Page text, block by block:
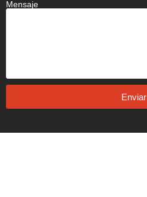
Mensaje
Enviar